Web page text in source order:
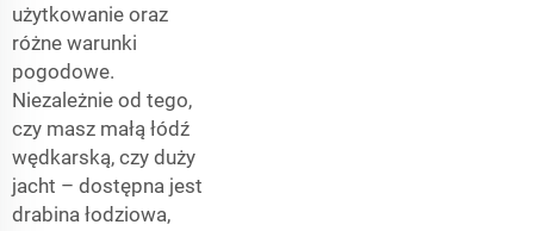
użytkowanie oraz
różne warunki
pogodowe.
Niezależnie od tego,
czy masz małą łódź
wędkarską, czy duży
jacht – dostępna jest
drabina łodziowa,